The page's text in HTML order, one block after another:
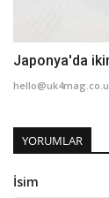
Japonya'da
YORUMLAR
İsim